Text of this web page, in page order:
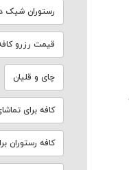
رستوران شیک
قیمت رزرو
چای و قلیان
کافه برای
کافه رستوران